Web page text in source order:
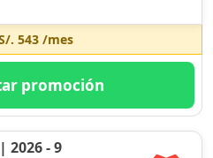
. 543/mes
promoción
2026 - 9